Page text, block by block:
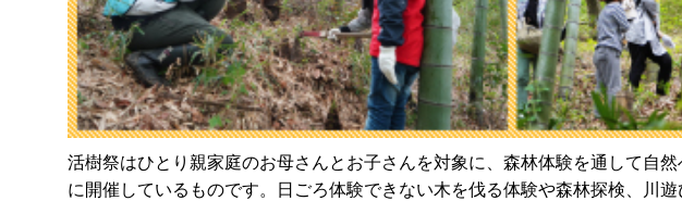
活樹祭はひとり親家庭のお母さんとお子さんを対象に、森林体験を通して自
に開催しているものです。日ごろ体験できない木を伐る体験や森林探検、川